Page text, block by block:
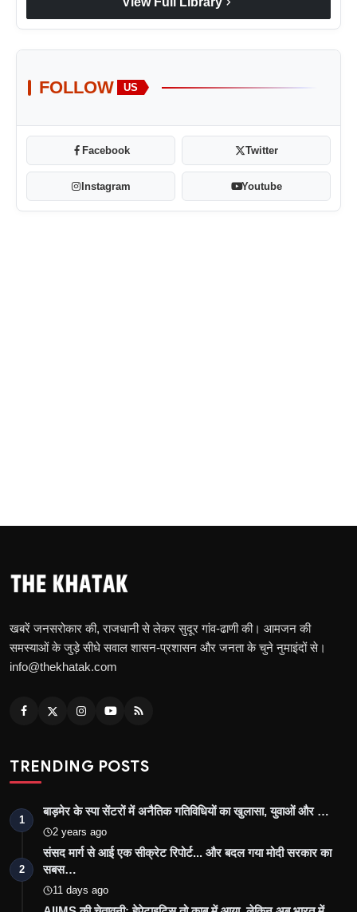
FOLLOW US
Facebook Twitter
Instagram Youtube
खबरें जनसरोकार की, राजधानी से लेकर सुदूर गांव-ढाणी की। आमजन की
समस्याओं के जुड़े सीधे सवाल शासन-प्रशासन और जनता के चुने नुमाइंदों से।
info@thekhatak.com
TRENDING POSTS
1
बाड़मेर के स्पा सेंटरों में अनैतिक गतिविधियों का खुलासा, युवाओं और …
2 years ago
2
संसद मार्ग से आई एक सीक्रेट रिपोर्ट... और बदल गया मोदी सरकार का
सबस…
11 days ago